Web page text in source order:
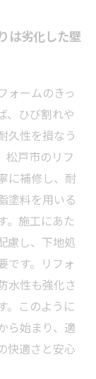
教訓と成
リフォー
！松戸市
は劣化した壁
ォームのきっ
、ひび割れや
久性を損なう
松戸市のリフ
に補修し、耐
塗料を用いる
。施工にあた
慮し、下地処
です。リフォ
水性も強化さ
。このように
ら始まり、適
快適さと安心